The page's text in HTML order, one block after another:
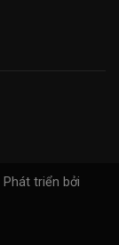
Phát triển bởi